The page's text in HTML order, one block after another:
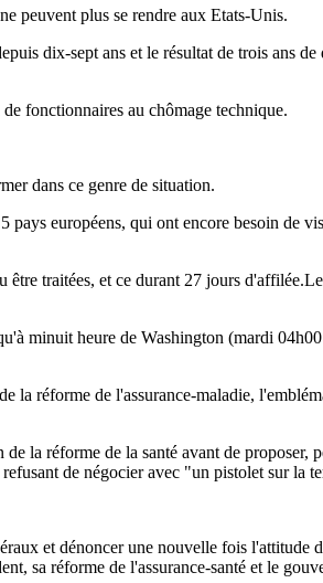
peuvent plus se rendre aux Etats-Unis.
dix-sept ans et le résultat de trois ans
fonctionnaires au chômage technique.
dans ce genre de situation.
européens, qui ont encore besoin de
traitées, et ce durant 27 jours
minuit heure de Washington (mardi
la réforme de l'assurance-maladie,
la réforme de la santé avant de proposer,
de négocier avec "un pistolet sur la
et dénoncer une nouvelle fois l'attitude
sa réforme de l'assurance-santé et le